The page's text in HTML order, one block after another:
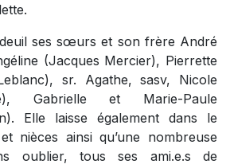
.
ses sœurs et son frère André
(Jacques Mercier), Pierrette
sr. Agathe,sasv, Nicole
), Gabrielle et Marie-Paule
). Elle laisse également dans le
nièces ainsi qu’une nombreuse
oublier, tous ses ami.e.sde